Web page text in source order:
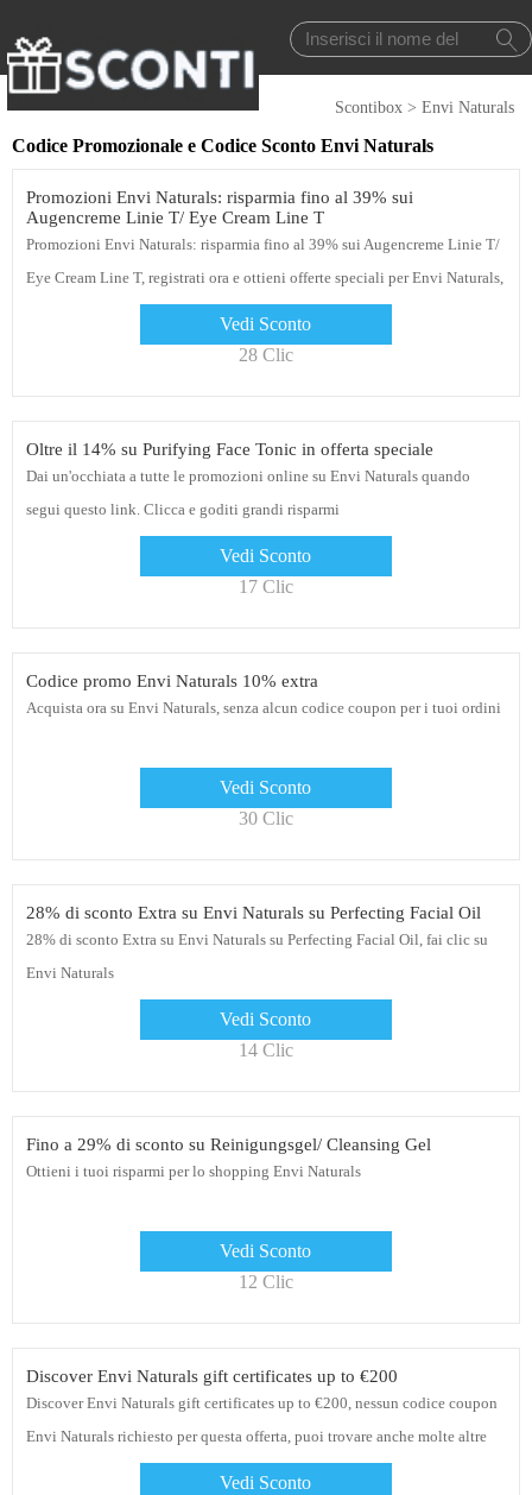
Scontibox > Envi Naturals
Codice Promozionale e Codice Sconto Envi Naturals
Promozioni Envi Naturals: risparmia fino al 39% sui
Augencreme Linie T/ Eye Cream Line T
Promozioni Envi Naturals: risparmia fino al 39% sui Augencreme Linie T/
Eye Cream Line T, registrati ora e ottieni offerte speciali per Envi Naturals,
Vedi Sconto
28 Clic
Oltre il 14% su Purifying Face Tonic in offerta speciale
Dai un'occhiata a tutte le promozioni online su Envi Naturals quando
segui questo link. Clicca e goditi grandi risparmi
Vedi Sconto
17 Clic
Codice promo Envi Naturals 10% extra
Acquista ora su Envi Naturals, senza alcun codice coupon per i tuoi ordini
Vedi Sconto
30 Clic
28% di sconto Extra su Envi Naturals su Perfecting Facial Oil
28% di sconto Extra su Envi Naturals su Perfecting Facial Oil, fai clic su
Envi Naturals
Vedi Sconto
14 Clic
Fino a 29% di sconto su Reinigungsgel/ Cleansing Gel
Ottieni i tuoi risparmi per lo shopping Envi Naturals
Vedi Sconto
12 Clic
Discover Envi Naturals gift certificates up to €200
Discover Envi Naturals gift certificates up to €200, nessun codice coupon
Envi Naturals richiesto per questa offerta, puoi trovare anche molte altre
Vedi Sconto